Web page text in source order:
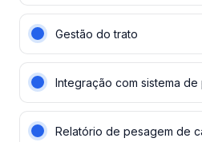
Gestão do trato
Integração com sistema de
Relatório de pesagem de